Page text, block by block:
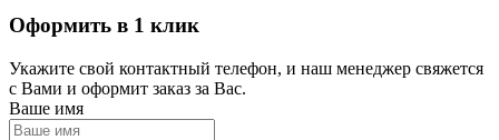
Оформить в 1 клик
Укажите свой контактный телефон, и наш менеджер свяжется
с Вами и оформит заказ за Вас.
Ваше имя